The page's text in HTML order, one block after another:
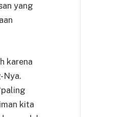
yang
karena
Nya.
kita